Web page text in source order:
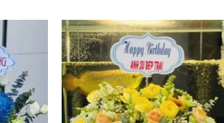
Add to
wishlist
Add to
wishlist